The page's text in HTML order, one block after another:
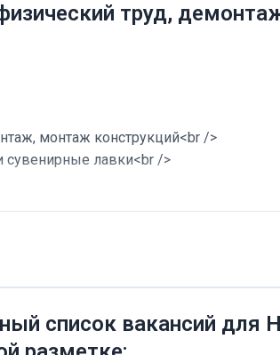
труд,
монтаж конструкций<br />
сувенирные лавки<br />
список вакансий для